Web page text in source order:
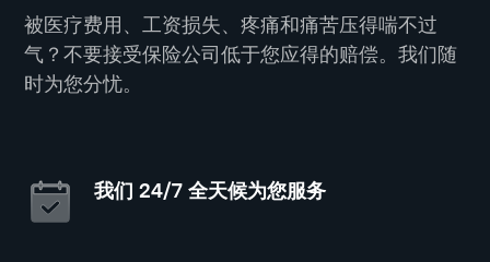
被医疗费用、工资损失、疼痛和痛苦压得喘不过
气？不要接受保险公司低于您应得的赔偿。我们随
时为您分忧。
我们 24/7 全天候为您服务